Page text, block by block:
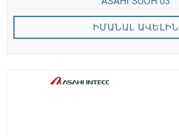
ԻՄԱՆԱԼ ԱՎԵԼԻՆ